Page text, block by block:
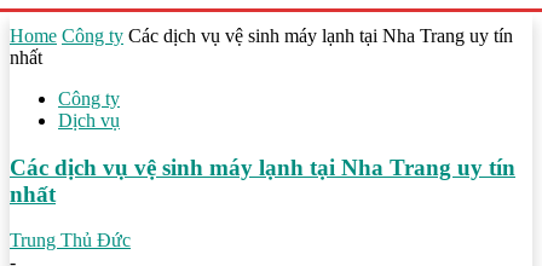
Home Công ty Các dịch vụ vệ sinh máy lạnh tại Nha Trang uy tín
nhất
Công ty
Dịch vụ
Các dịch vụ vệ sinh máy lạnh tại Nha Trang uy tín
nhất
Trung Thủ Đức